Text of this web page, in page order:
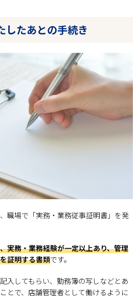
したあとの手続き
職場で「実務・業務従事証明書」を発
実務・業務経験が一定以上あり、管理
証明する書類です。
入してもらい、勤務簿の写しなどとあ
とで、店舗管理者として働けるように